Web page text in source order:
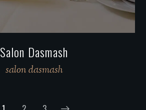
Salon Dasmash
salon dasmash